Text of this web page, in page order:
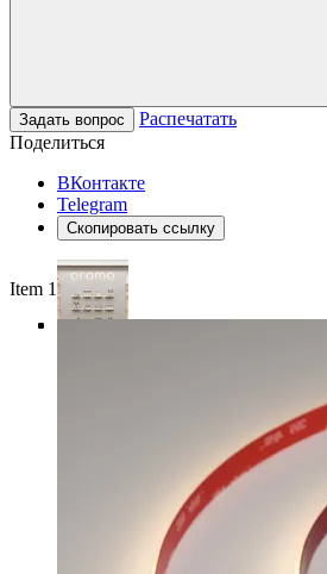
Задать вопрос
Распечатать
Поделиться
ВКонтакте
Telegram
Скопировать ссылку
Item 1 of 4